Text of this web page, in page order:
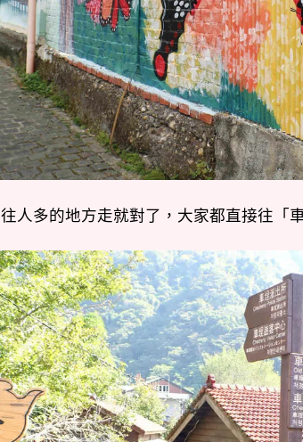
往人多的地方走就對了，大家都直接往「